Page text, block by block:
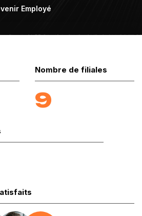
Employé
Nombre de filiales
9